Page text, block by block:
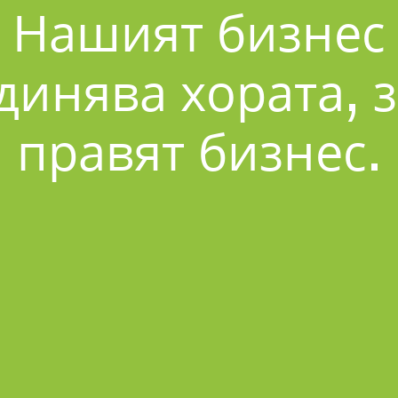
Нашият бизнес
хората,
правят бизнес.